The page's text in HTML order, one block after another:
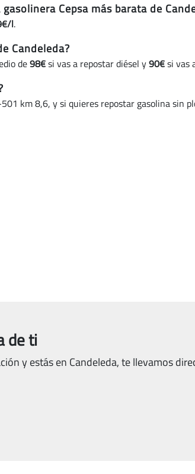
Cepsa más barata de
l.
Candeleda?
de98€si vas a repostar diésel y90€si vas
km 8,6, y si quieres repostar gasolina sin
de ti
y estás en Candeleda, te llevamos